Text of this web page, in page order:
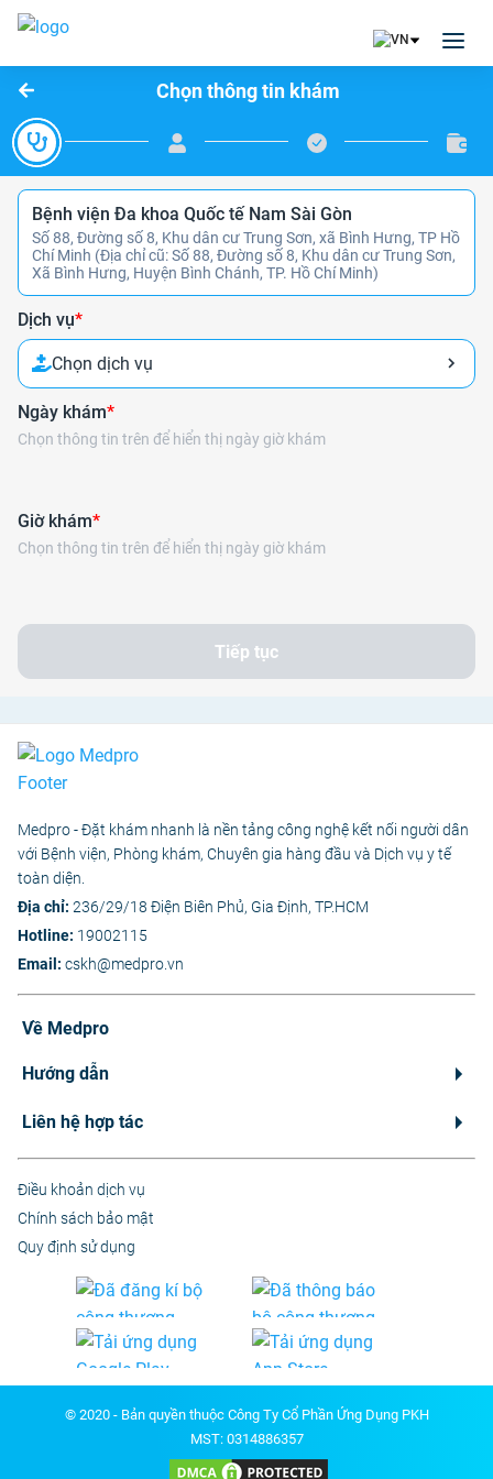
Chọn thông tin khám
Bệnh viện Đa khoa Quốc tế Nam Sài Gòn
Số 88, Đường số 8, Khu dân cư Trung Sơn, xã Bình Hưng, TP Hồ
Chí Minh (Địa chỉ cũ: Số 88, Đường số 8, Khu dân cư Trung Sơn,
Xã Bình Hưng, Huyện Bình Chánh, TP. Hồ Chí Minh)
Dịch vụ*
Chọn dịch vụ
Ngày khám*
Chọn thông tin trên để hiển thị ngày giờ khám
Giờ khám*
Chọn thông tin trên để hiển thị ngày giờ khám
Tiếp tục
Medpro - Đặt khám nhanh là nền tảng công nghệ kết nối người dân
với Bệnh viện, Phòng khám, Chuyên gia hàng đầu và Dịch vụ y tế
toàn diện.
Địa chỉ: 236/29/18 Điện Biên Phủ, Gia Định, TP.HCM
Hotline: 19002115
Email: cskh@medpro.vn
Về Medpro
Hướng dẫn
Liên hệ hợp tác
Điều khoản dịch vụ
Chính sách bảo mật
Quy định sử dụng
© 2020 - Bản quyền thuộc Công Ty Cổ Phần Ứng Dụng PKH
MST: 0314886357